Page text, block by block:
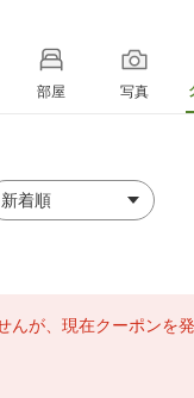
部屋 写真
んが、現在クーポンを